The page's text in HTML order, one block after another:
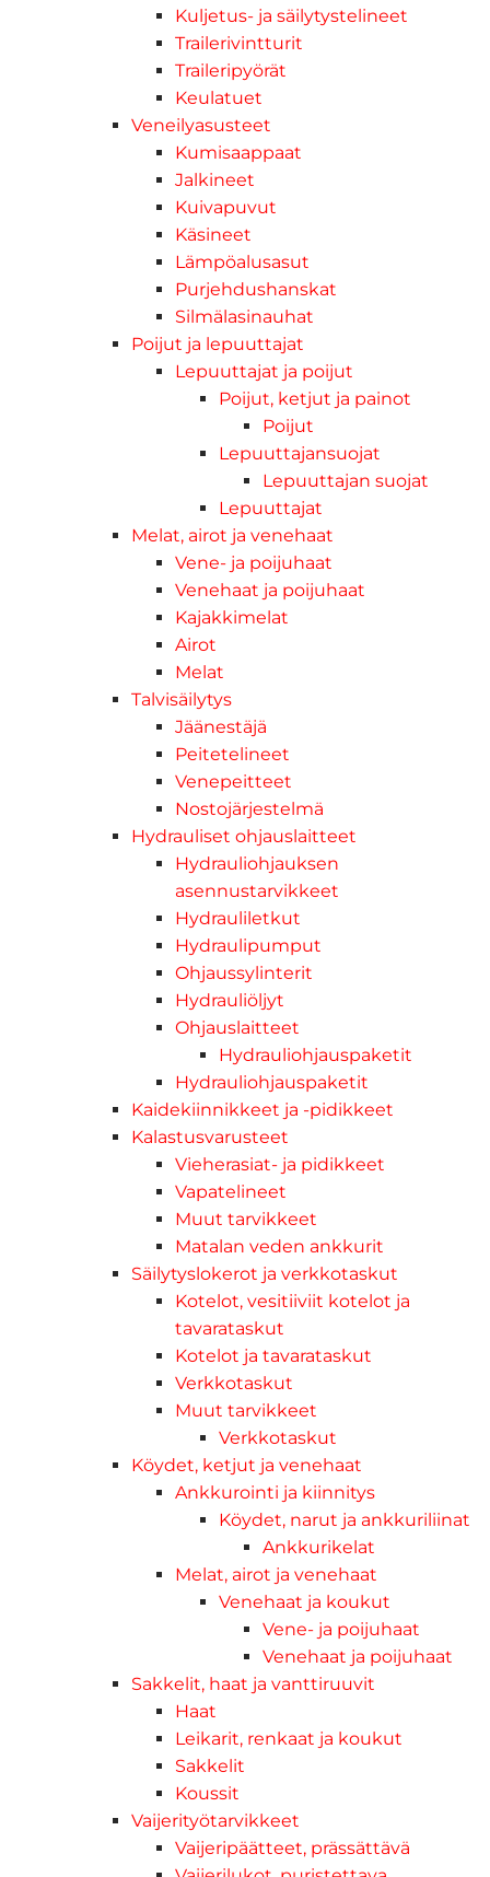
Kuljetus- ja säilytystelineet
Trailerivintturit
Traileripyörät
Keulatuet
Veneilyasusteet
Kumisaappaat
Jalkineet
Kuivapuvut
Käsineet
Lämpöalusasut
Purjehdushanskat
Silmälasinauhat
Poijut ja lepuuttajat
Lepuuttajat ja poijut
Poijut, ketjut ja painot
Poijut
Lepuuttajansuojat
Lepuuttajan suojat
Lepuuttajat
Melat, airot ja venehaat
Vene- ja poijuhaat
Venehaat ja poijuhaat
Kajakkimelat
Airot
Melat
Talvisäilytys
Jäänestäjä
Peitetelineet
Venepeitteet
Nostojärjestelmä
Hydrauliset ohjauslaitteet
Hydrauliohjauksen
asennustarvikkeet
Hydrauliletkut
Hydraulipumput
Ohjaussylinterit
Hydrauliöljyt
Ohjauslaitteet
Hydrauliohjauspaketit
Hydrauliohjauspaketit
Kaidekiinnikkeet ja -pidikkeet
Kalastusvarusteet
Vieherasiat- ja pidikkeet
Vapatelineet
Muut tarvikkeet
Matalan veden ankkurit
Säilytyslokerot ja verkkotaskut
Kotelot, vesitiiviit kotelot ja
tavarataskut
Kotelot ja tavarataskut
Verkkotaskut
Muut tarvikkeet
Verkkotaskut
Köydet, ketjut ja venehaat
Ankkurointi ja kiinnitys
Köydet, narut ja ankkuriliinat
Ankkurikelat
Melat, airot ja venehaat
Venehaat ja koukut
Vene- ja poijuhaat
Venehaat ja poijuhaat
Sakkelit, haat ja vanttiruuvit
Haat
Leikarit, renkaat ja koukut
Sakkelit
Koussit
Vaijerityötarvikkeet
Vaijeripäätteet, prässättävä